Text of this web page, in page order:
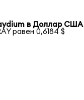
в Доллар США
равен 0,6184 $